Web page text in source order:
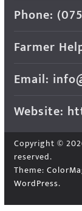
Phone:
Farmer
Email:
Website:
Copyright ©
reserved.
Theme:
WordPress.